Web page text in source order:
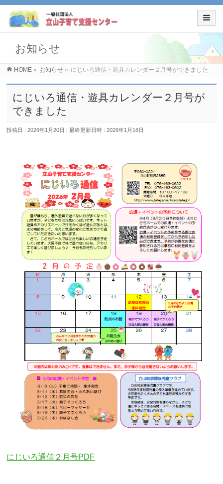
お知らせ
HOME » お知らせ » にじいろ通信・遊具カレンダー２月号ができました
にじいろ通信・遊具カレンダー２月号が
できました
投稿日 : 2026年1月20日 最終更新日時 : 2026年1月16日
にじいろ通信２月号PDF